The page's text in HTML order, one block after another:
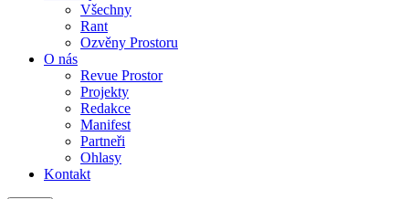
Všechny
Rant
Ozvěny Prostoru
O nás
Revue Prostor
Projekty
Redakce
Manifest
Partneři
Ohlasy
Kontakt